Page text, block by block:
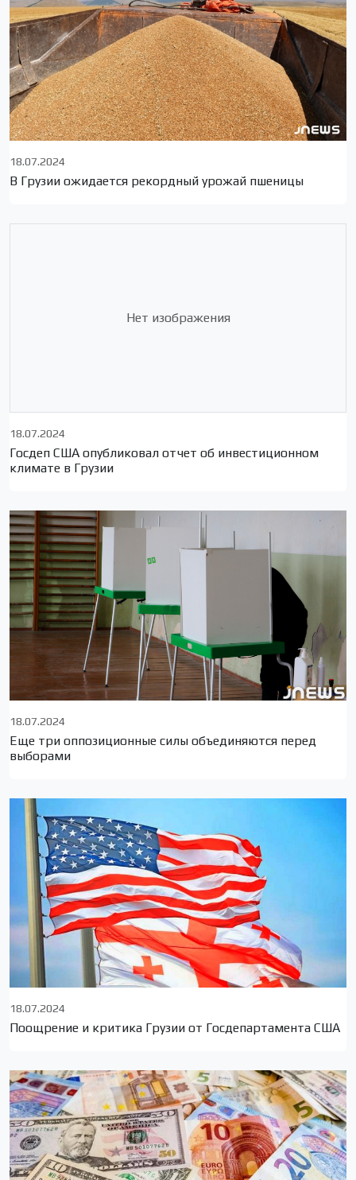
18.07.2024
В Грузии ожидается рекордный урожай пшеницы
Нет изображения
18.07.2024
Госдеп США опубликовал отчет об инвестиционном
климате в Грузии
18.07.2024
Еще три оппозиционные силы объединяются перед
выборами
18.07.2024
Поощрение и критика Грузии от Госдепартамента США